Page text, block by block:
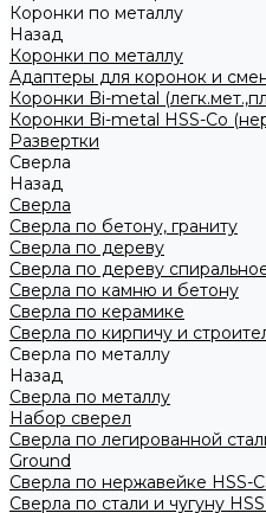
Коронки по металлу
Назад
Коронки по металлу
Адаптеры для коронок и
Коронки Bi-metal
Коронки Bi-metal HSS-Co
Развертки
Сверла
Назад
Сверла
Сверла по бетону, граниту
Сверла по дереву
Сверла по дереву
Сверла по камню и бетону
Сверла по керамике
Сверла по кирпичу и
Сверла по металлу
Назад
Сверла по металлу
Набор сверел
Сверла по легированной
Ground
Сверла по нержавейке HSS-
Сверла по стали и чугуну